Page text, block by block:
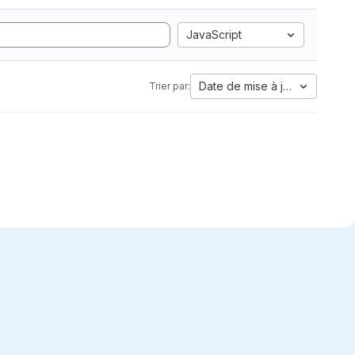
JavaScript
Trier par: Date de mise à jour